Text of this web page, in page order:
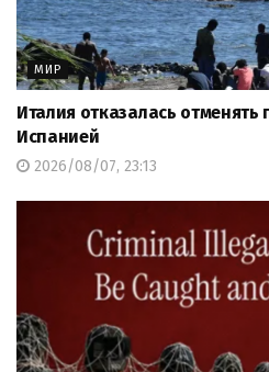
МИР
Италия отказалась
Испанией
2026/08/07, 23:13